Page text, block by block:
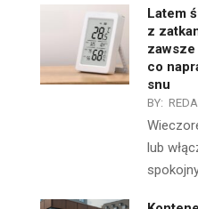
Latem
z
zawsze
co
snu
BY:
lub